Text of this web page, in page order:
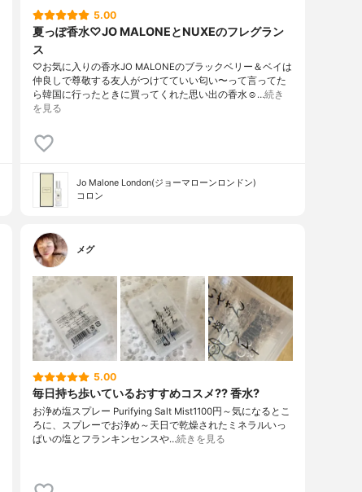
5.00
夏っぽ香水♡JO MALONEとNUXEのフレグラン
ス
♡お気に入りの香水JO MALONEのブラックベリー＆ベイは
仲良しで尊敬する友人がつけてていい匂い〜って言ってた
ら韓国に行ったときに買ってくれた思い出の香水☺️…続き
を見る
Jo Malone London(ジョーマローンロンドン)
コロン
メグ
5.00
毎日持ち歩いているおすすめコスメ?? 香水?
お浄め塩スプレー Purifying Salt Mist1100円～気になるとこ
ろに、スプレーでお浄め～天日で乾燥されたミネラルいっ
ぱいの塩とフランキンセンスや…続きを見る